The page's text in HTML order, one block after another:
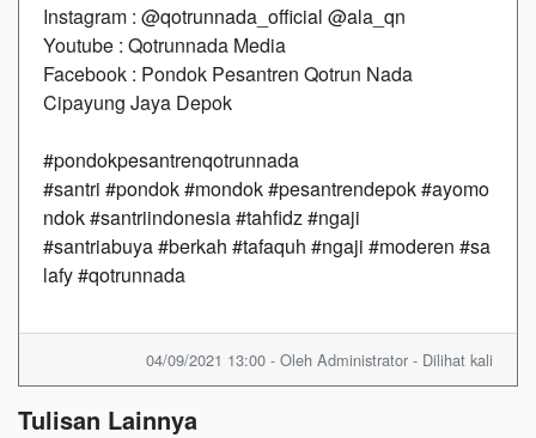
Instagram : @qotrunnada_official @ala_qn
Youtube : Qotrunnada Media
Facebook : Pondok Pesantren Qotrun Nada
Cipayung Jaya Depok
#pondokpesantrenqotrunnada
#santri #pondok#mondok#pesantrendepok#ayomo
ndok#santriindonesia#tahfidz#ngaji
#santriabuya#berkah #tafaquh #ngaji #moderen #sa
lafy#qotrunnada
04/09/2021 13:00 - Oleh Administrator - Dilihat kali
Tulisan Lainnya